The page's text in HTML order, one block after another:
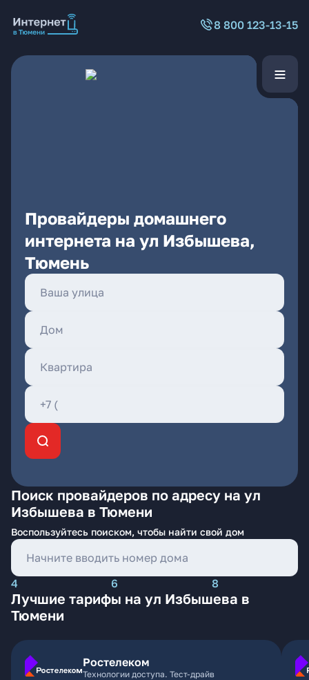
8 800 123-13-15
Провайдеры домашнего
интернета на ул Избышева,
Тюмень
Поиск провайдеров по адресу на ул
Избышева в Тюмени
Воспользуйтесь поиском, чтобы найти свой дом
4 6 8
Лучшие тарифы на ул Избышева в
Тюмени
Ростелеком
Технологии доступа. Тест-драйв